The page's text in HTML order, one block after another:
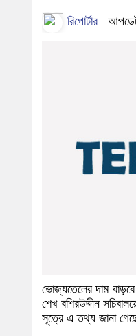
রিপোর্টার
ভোজ্যতেলের দাম
শেখ বশিরউদ্দীন
সূত্রে এ তথ্য জানা